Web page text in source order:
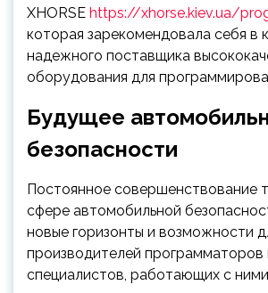
XHORSE https://xhorse.kiev.ua/
которая зарекомендовала себя в
надежного поставщика
оборудования для
Будущее
безопасности
Постоянное совершенствование
сфере автомобильной
новые горизонты и возможности
производителей программаторов
специалистов, работающих с